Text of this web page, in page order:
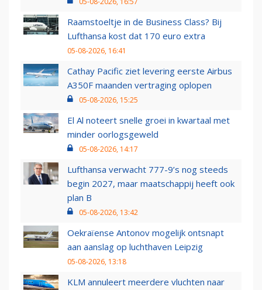
Raamstoeltje in de Business Class? Bij
Lufthansa kost dat 170 euro extra
05-08-2026, 16:41
Cathay Pacific ziet levering eerste Airbus
A350F maanden vertraging oplopen
05-08-2026, 15:25
El Al noteert snelle groei in kwartaal met
minder oorlogsgeweld
05-08-2026, 14:17
Lufthansa verwacht 777-9’s nog steeds
begin 2027, maar maatschappij heeft ook
plan B
05-08-2026, 13:42
Oekraïense Antonov mogelijk ontsnapt
aan aanslag op luchthaven Leipzig
05-08-2026, 13:18
KLM annuleert meerdere vluchten naar